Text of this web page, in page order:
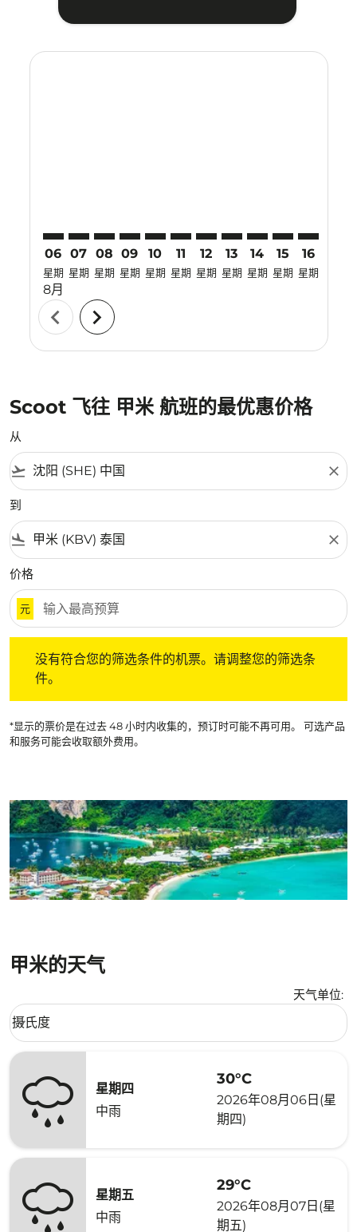
06
星期
8月
07
星期
08
星期
09
星期
10
星期
11
星期
12
星期
13
星期
14
星期
15
星期
16
星期
chevron_left chevron_right
Scoot 飞往 甲米 航班的最优惠价格
从
flight_takeoff close
到
flight_land close
价格
元
没有符合您的筛选条件的机票。请调整您的筛选条
件。
*显示的票价是在过去 48 小时内收集的，预订时可能不再可用。 可选产品
和服务可能会收取额外费用。
甲米的天气
天气单位:
Weather unit option 摄氏度 Selected
摄氏度
keyboard_arrow_down
星期四
中雨
30°C
2026年08月06日(星
期四)
星期五
中雨
29°C
2026年08月07日(星
期五)